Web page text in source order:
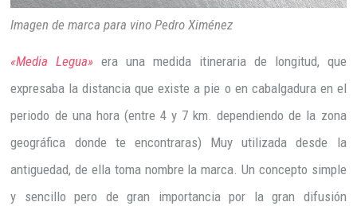
Imagen de marca para vino Pedro Ximénez
«Media Legua» era una medida itineraria de longitud, que
expresaba la distancia que existe a pie o en cabalgadura en el
periodo de una hora (entre 4 y 7 km. dependiendo de la zona
geográfica donde te encontraras) Muy utilizada desde la
antiguedad, de ella toma nombre la marca. Un concepto simple
y sencillo pero de gran importancia por la gran difusión